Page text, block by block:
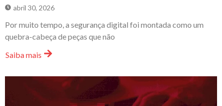
abril 30, 2026
Por muito tempo, a segurança digital foi montada como um
quebra-cabeça de peças que não
Saiba mais